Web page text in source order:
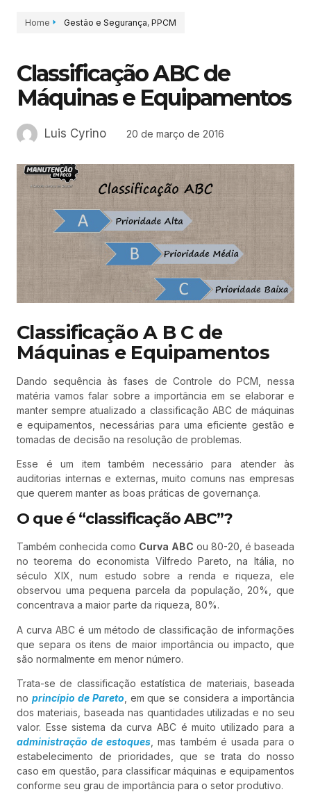
Home Gestão e Segurança, PPCM
Classificação ABC de
Máquinas e Equipamentos
Luis Cyrino 20 de março de 2016
Classificação A B C de
Máquinas e Equipamentos
Dando sequência às fases de Controle do PCM, nessa
matéria vamos falar sobre a importância em se elaborar e
manter sempre atualizado a classificação ABC de máquinas
e equipamentos, necessárias para uma eficiente gestão e
tomadas de decisão na resolução de problemas.
Esse é um item também necessário para atender às
auditorias internas e externas, muito comuns nas empresas
que querem manter as boas práticas de governança.
O que é “classificação ABC”?
Também conhecida como Curva ABC ou 80-20, é baseada
no teorema do economista Vilfredo Pareto, na Itália, no
século XIX, num estudo sobre a renda e riqueza, ele
observou uma pequena parcela da população, 20%, que
concentrava a maior parte da riqueza, 80%.
A curva ABC é um método de classificação de informações
que separa os itens de maior importância ou impacto, que
são normalmente em menor número.
Trata-se de classificação estatística de materiais, baseada
no princípio de Pareto , em que se considera a importância
dos materiais, baseada nas quantidades utilizadas e no seu
valor. Esse sistema da curva ABC é muito utilizado para a
administração de estoques , mas também é usada para o
estabelecimento de prioridades, que se trata do nosso
caso em questão, para classificar máquinas e equipamentos
conforme seu grau de importância para o setor produtivo.